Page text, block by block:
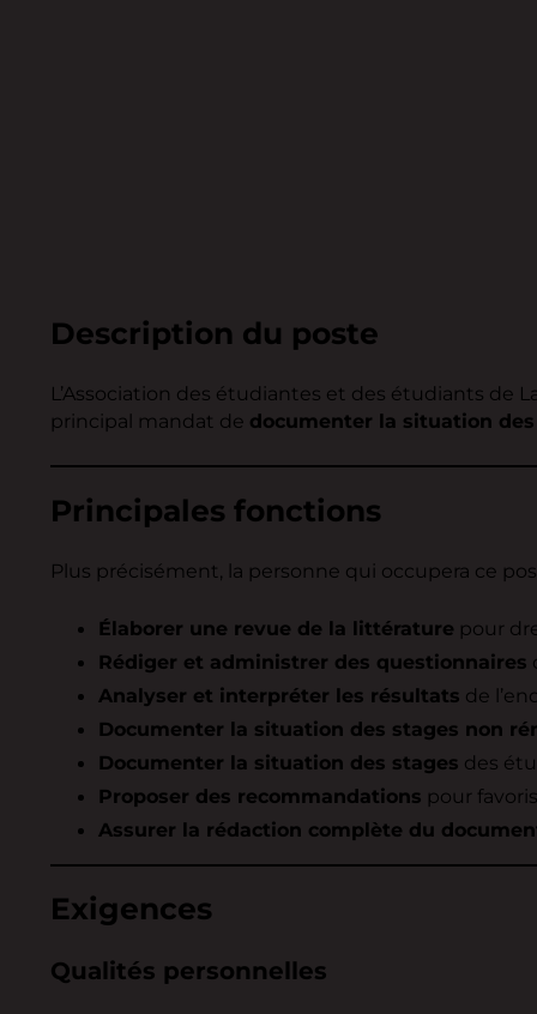
Description du poste
L’Association des étudiantes et des étudiants de
principal mandat de documenter la situation
Principales fonctions
Plus précisément, la personne qui occupera ce
Élaborer une revue de la littérature pour
Rédiger et administrer des questionnaires
Analyser et interpréter les résultats de
Documenter la situation des stages non
Documenter la situation des stages des
Proposer des recommandations pour
Assurer la rédaction complète du
Exigences
Qualités personnelles